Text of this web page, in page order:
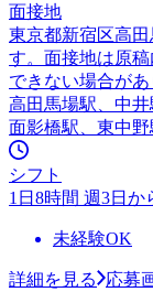
面接地
東京都新宿区高
す。面接地は原
できない場合が
高田馬場駅、中
面影橋駅、東中
シフト
1日8時間 週3日か
未経験OK
詳細を見る
応募